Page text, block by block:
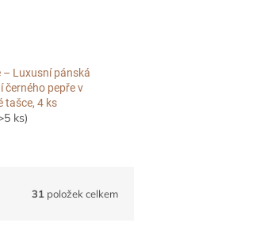
– Luxusní pánská
černého pepře v
tašce, 4 ks
ks)
31 položek celkem